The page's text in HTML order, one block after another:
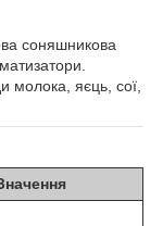
соняшникова
молока, яєць, сої,